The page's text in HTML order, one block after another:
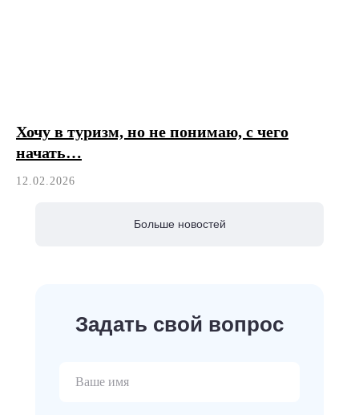
Хочу в туризм, но не понимаю, с чего
начать…
12.02.2026
Больше новостей
Задать свой вопрос